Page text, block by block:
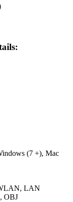
(7 +), Mac
LAN
OBJ